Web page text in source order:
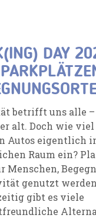
DAY
betrifft uns alle –
alt. Doch wie
Autos eigentlich
Raum ein?
Menschen,
genutzt
gibt es viele